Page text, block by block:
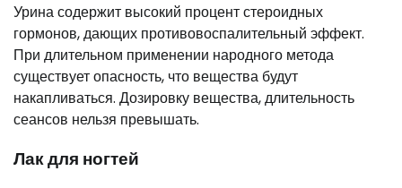
Урина содержит высокий процент стероидных
гормонов, дающих противовоспалительный эффект.
При длительном применении народного метода
существует опасность, что вещества будут
накапливаться. Дозировку вещества, длительность
сеансов нельзя превышать.
Лак для ногтей